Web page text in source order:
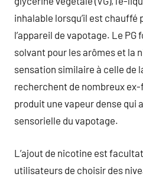
inhalable lorsqu’il est chauffé
l’appareil de vapotage. Le
solvant pour les arômes et la
sensation similaire à celle de
recherchent de nombreux
produit une vapeur dense qui
sensorielle du vapotage.
L’ajout de nicotine est
utilisateurs de choisir des